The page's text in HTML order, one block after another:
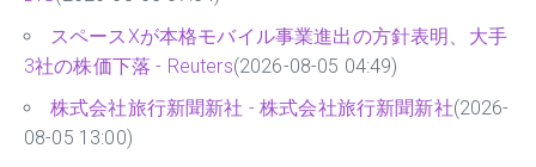
スペースXが本格モバイル事業進出の方針表明、大手
3社の株価下落 - Reuters(2026-08-05 04:49)
株式会社旅行新聞新社 - 株式会社旅行新聞新社(2026-
08-05 13:00)